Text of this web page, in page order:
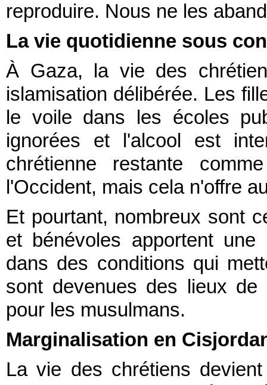
reproduire. Nous ne les
La vie quotidienne sous
À Gaza, la vie des
islamisation délibérée. Les
le voile dans les écoles
ignorées et l'alcool est
chrétienne restante
l'Occident, mais cela n'offre
Et pourtant, nombreux sont
et bénévoles apportent
dans des conditions qui
sont devenues des lieux
pour les musulmans.
Marginalisation en
La vie des chrétiens